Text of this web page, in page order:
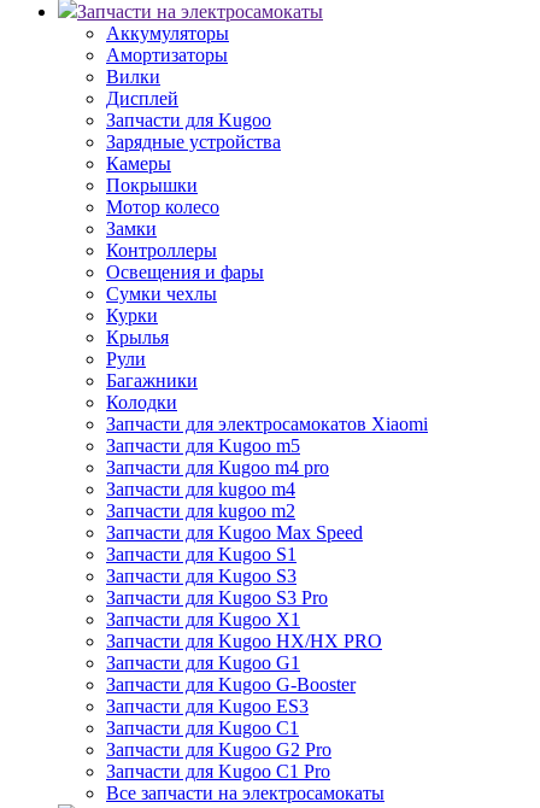
Запчасти на электросамокаты
Аккумуляторы
Амортизаторы
Вилки
Дисплей
Запчасти для Kugoo
Зарядные устройства
Камеры
Покрышки
Мотор колесо
Замки
Контроллеры
Освещения и фары
Сумки чехлы
Курки
Крылья
Рули
Багажники
Колодки
Запчасти для электросамокатов Xiaomi
Запчасти для Kugoo m5
Запчасти для Кugoo m4 pro
Запчасти для kugoo m4
Запчасти для kugoo m2
Запчасти для Kugoo Max Speed
Запчасти для Kugoo S1
Запчасти для Kugoo S3
Запчасти для Kugoo S3 Pro
Запчасти для Kugoo X1
Запчасти для Kugoo HX/HX PRO
Запчасти для Kugoo G1
Запчасти для Kugoo G-Booster
Запчасти для Kugoo ES3
Запчасти для Kugoo C1
Запчасти для Kugoo G2 Pro
Запчасти для Kugoo C1 Pro
Все запчасти на электросамокаты